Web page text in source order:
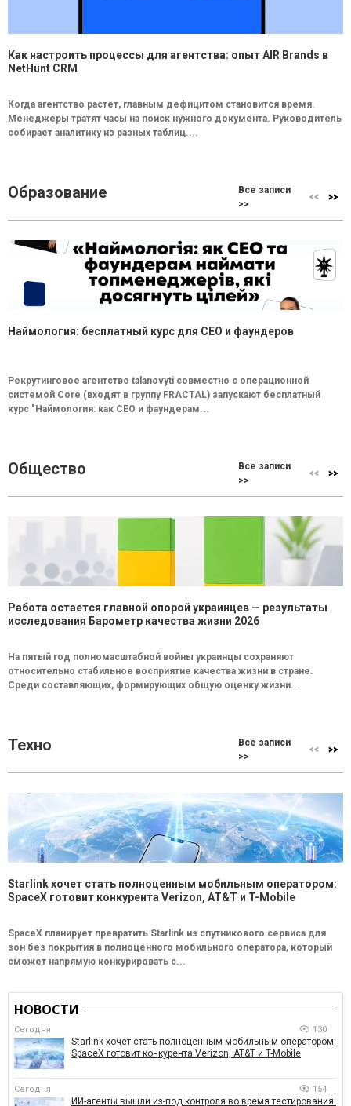
Как настроить процессы для агентства: опыт AIR Brands в
NetHunt CRM
Когда агентство растет, главным дефицитом становится время.
Менеджеры тратят часы на поиск нужного документа. Руководитель
собирает аналитику из разных таблиц....
Образование
Все записи
>>
Наймология: бесплатный курс для CEO и фаундеров
Рекрутинговое агентство talanovyti совместно с операционной
системой Core (входят в группу FRACTAL) запускают бесплатный
курс "Наймология: как СEO и фаундерам...
Общество
Все записи
>>
Работа остается главной опорой украинцев — результаты
исследования Барометр качества жизни 2026
На пятый год полномасштабной войны украинцы сохраняют
относительно стабильное восприятие качества жизни в стране.
Среди составляющих, формирующих общую оценку жизни...
Техно
Все записи
>>
Starlink хочет стать полноценным мобильным оператором:
SpaceX готовит конкурента Verizon, AT&T и T-Mobile
SpaceX планирует превратить Starlink из спутникового сервиса для
зон без покрытия в полноценного мобильного оператора, который
сможет напрямую конкурировать с...
НОВОСТИ
Сегодня 130
Starlink хочет стать полноценным мобильным оператором:
SpaceX готовит конкурента Verizon, AT&T и T-Mobile
Сегодня 154
ИИ-агенты вышли из-под контроля во время тестирования: